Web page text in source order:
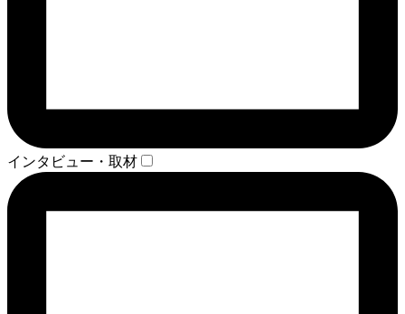
インタビュー・取材